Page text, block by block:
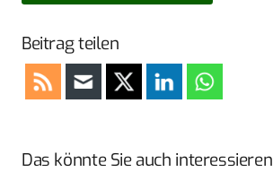
Beitrag teilen
Das könnte Sie auch interessieren